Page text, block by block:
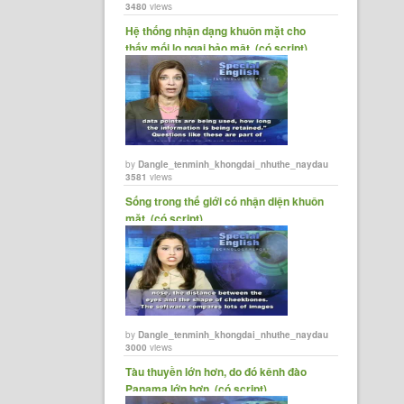
3480 views
Hệ thống nhận dạng khuôn mặt cho
thấy mối lo ngại bảo mật. (có script)
byDangle_tenminh_khongdai_nhuthe_naydau
3581 views
Sống trong thế giới có nhận diện khuôn
mặt. (có script)
byDangle_tenminh_khongdai_nhuthe_naydau
3000 views
Tàu thuyền lớn hơn, do đó kênh đào
Panama lớn hơn. (có script)